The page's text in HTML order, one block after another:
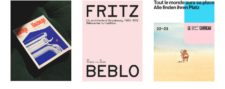
MANÈGE
MAUBEUGE 22-23
FRITZ BEBLO
CATALOGUE
D'EXPOSITION
LE CARREAU 22-23